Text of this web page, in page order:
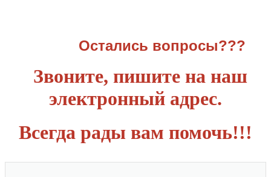
Остались вопросы???
Звоните, пишите на наш
электронный адрес.
Всегда рады вам помочь!!!